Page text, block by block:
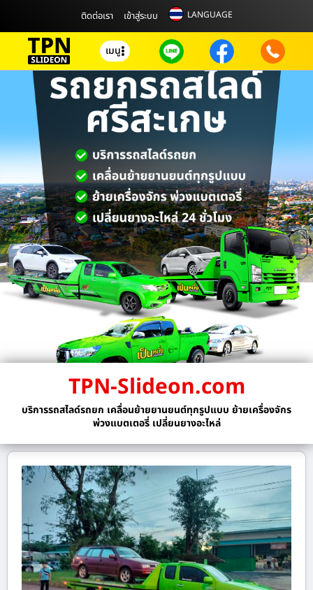
ติดต่อเรา เข้าสู่ระบบ LANGUAGE
เมนู
TPN-Slideon.com
บริการรถสไลด์รถยก เคลื่อนย้ายยานยนต์ทุกรูปแบบ ย้ายเครื่องจักร
พ่วงแบตเตอรี่ เปลี่ยนยางอะไหล่